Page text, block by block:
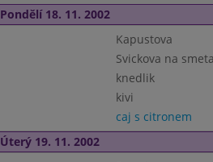
Pondělí 18. 11. 2002
Kapustova
Svickova na
knedlik
kivi
caj s citronem
Úterý 19. 11. 2002